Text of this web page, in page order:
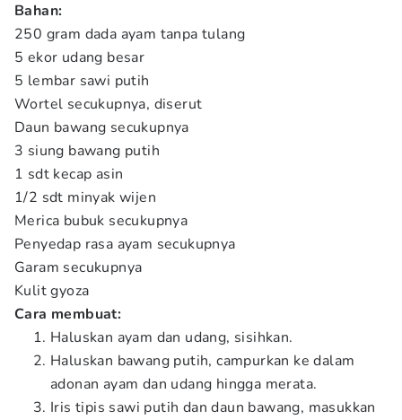
Bahan:
250 gram dada ayam tanpa tulang
5 ekor udang besar
5 lembar sawi putih
Wortel secukupnya, diserut
Daun bawang secukupnya
3 siung bawang putih
1 sdt kecap asin
1/2 sdt minyak wijen
Merica bubuk secukupnya
Penyedap rasa ayam secukupnya
Garam secukupnya
Kulit gyoza
Cara membuat:
Haluskan ayam dan udang, sisihkan.
Haluskan bawang putih, campurkan ke dalam
adonan ayam dan udang hingga merata.
Iris tipis sawi putih dan daun bawang, masukkan